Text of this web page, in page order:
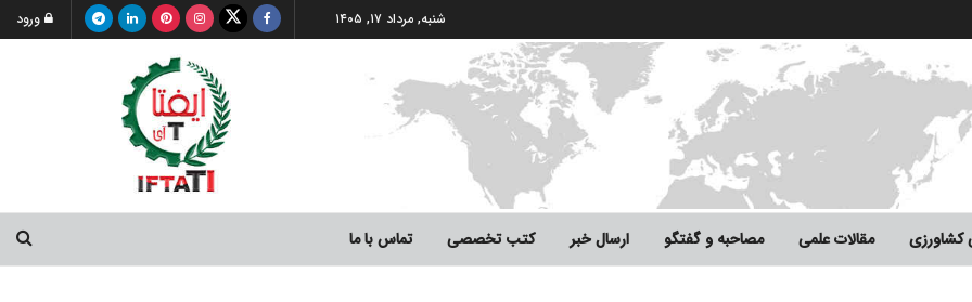
شنبه, مرداد ۱۷, ۱۴۰۵ ورود
کشاورزی مقالات علمی مصاحبه و گفتگو ارسال خبر کتب تخصصی تماس با ما